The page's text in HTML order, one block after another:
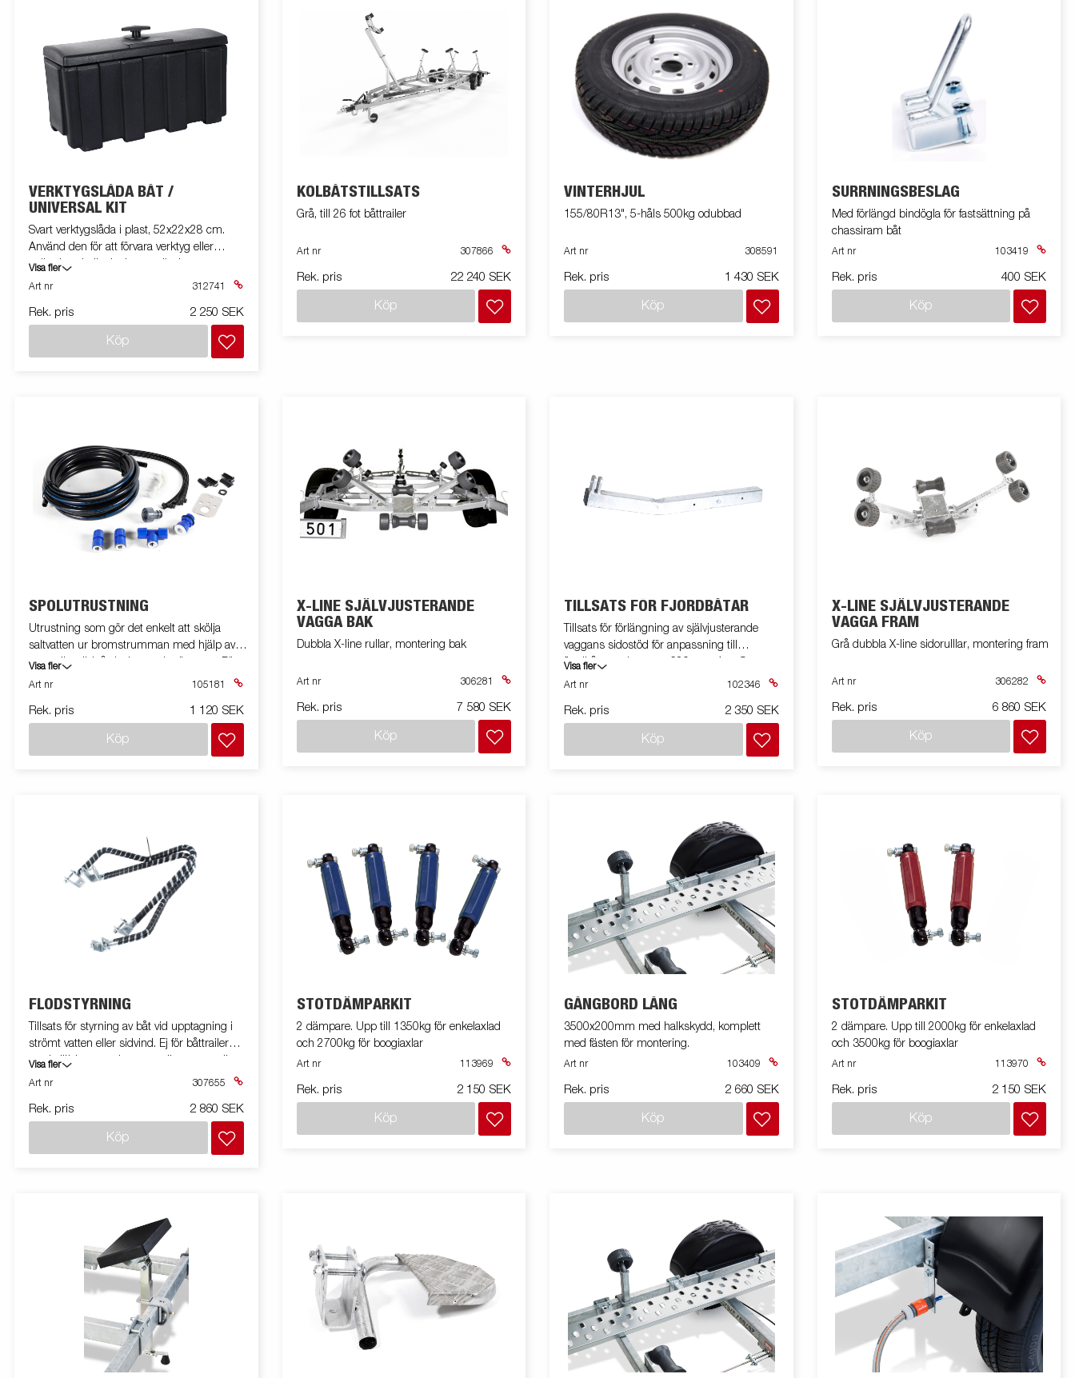
VERKTYGSLÅDA BÅT /
UNIVERSAL KIT
Svart verktygslåda i plast, 52x22x28 cm.
Använd den för att förvara verktyg eller
spännband när det inte används.
Verktygslådan är utrustad med ett lås inkl.
monteringssats. Båt/Snö/universal modell
Visa fler
Art nr
312741
Rek. pris 2 250 SEK
Köp
KÖLBÅTSTILLSATS
Grå, till 26 fot båttrailer
Art nr 307866
Rek. pris 22 240 SEK
Köp
VINTERHJUL
155/80R13", 5-håls 500kg odubbad
Art nr 308591
Rek. pris 1 430 SEK
Köp
SURRNINGSBESLAG
Med förlängd bindögla för fastsättning på
chassiram båt
Art nr 103419
Rek. pris 400 SEK
Köp
SPOLUTRUSTNING
Utrustning som gör det enkelt att skölja
saltvatten ur bromstrumman med hjälp av
en vanlig trädgårdsslang och sötvatten. För
en axel och bromstrumma 200x50.
Visa fler
Art nr
105181
Rek. pris 1 120 SEK
Köp
X-LINE SJÄLVJUSTERANDE
VAGGA BAK
Dubbla X-line rullar, montering bak
Art nr 306281
Rek. pris 7 580 SEK
Köp
TILLSATS FÖR FJORDBÅTAR
Tillsats för förlängning av självjusterande
vaggans sidostöd för anpassning till
fjordbåtar, snipor osv. 680mm, 4 st. Satsen
innehåller 4 st förlängningar, dvs. till bakre
Visa fler
Art nr
102346
Rek. pris 2 350 SEK
Köp
X-LINE SJÄLVJUSTERANDE
VAGGA FRAM
Grå dubbla X-line sidorulllar, montering fram
Art nr 306282
Rek. pris 6 860 SEK
Köp
FLODSTYRNING
Tillsats för styrning av båt vid upptagning i
strömt vatten eller sidvind. Ej för båttrailer
med självjusterande vagga eller superrullar.
Visa fler
Art nr
307655
Rek. pris 2 860 SEK
Köp
STÖTDÄMPARKIT
2 dämpare. Upp till 1350kg för enkelaxlad
och 2700kg för boogiaxlar
Art nr 113969
Rek. pris 2 150 SEK
Köp
GÅNGBORD LÅNG
3500x200mm med halkskydd, komplett
med fästen för montering.
Art nr 103409
Rek. pris 2 660 SEK
Köp
STÖTDÄMPARKIT
2 dämpare. Upp till 2000kg för enkelaxlad
och 3500kg för boogiaxlar
Art nr 113970
Rek. pris 2 150 SEK
Köp